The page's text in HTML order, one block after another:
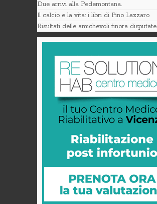
Due arrivi alla Pedemontana.
Il calcio e la vita: i libri di Pino Lazzaro
Risultati delle amichevoli finora disputate